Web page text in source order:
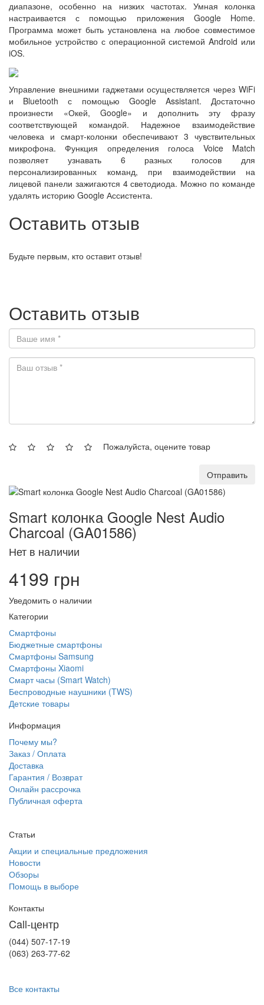
диапазоне, особенно на низких частотах. Умная колонка
настраивается с помощью приложения Google Home.
Программа может быть установлена на любое совместимое
мобильное устройство с операционной системой Android или
iOS.
Управление внешними гаджетами осуществляется через WiFi
и Bluetooth с помощью Google Assistant. Достаточно
произнести «Окей, Google» и дополнить эту фразу
соответствующей командой. Надежное взаимодействие
человека и смарт-колонки обеспечивают 3 чувствительных
микрофона. Функция определения голоса Voice Match
позволяет узнавать 6 разных голосов для
персонализированных команд, при взаимодействии на
лицевой панели зажигаются 4 светодиода. Можно по команде
удалять историю Google Ассистента.
Оставить отзыв
Будьте первым, кто оставит отзыв!
Оставить отзыв
Пожалуйста, оцените товар
Отправить
Smart колонка Google Nest Audio
Charcoal (GA01586)
Нет в наличии
4199 грн
Уведомить о наличии
Категории
Смартфоны
Бюджетные смартфоны
Смартфоны Samsung
Смартфоны Xiaomi
Смарт часы (Smart Watch)
Беспроводные наушники (TWS)
Детские товары
Информация
Почему мы?
Заказ / Оплата
Доставка
Гарантия / Возврат
Онлайн рассрочка
Публичная оферта
Статьи
Акции и специальные предложения
Новости
Обзоры
Помощь в выборе
Контакты
Call-центр
(044) 507-17-19
(063) 263-77-62
Все контакты